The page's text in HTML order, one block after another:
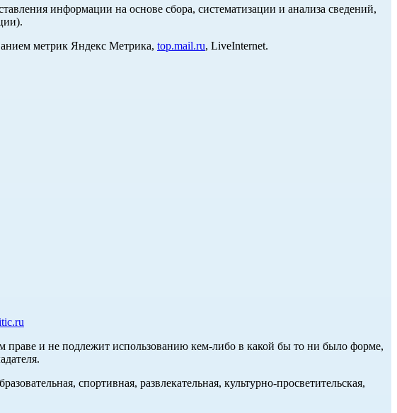
информации на основе сбора, систематизации и анализа сведений,
метрик Яндекс Метрика, top.mail.ru, LiveInternet.
праве и не подлежит использованию кем-либо в какой бы то ни было форме,
спортивная, развлекательная, культурно-просветительская,